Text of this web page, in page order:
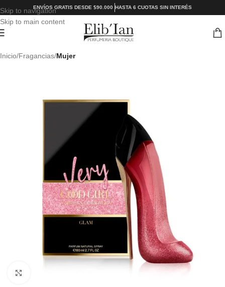
Skip to navigation
Skip to main content
ENVÍOS GRATIS DESDE $90.000 HASTA 6 CUOTAS SIN INTERÉS
Inicio Fragancias Mujer